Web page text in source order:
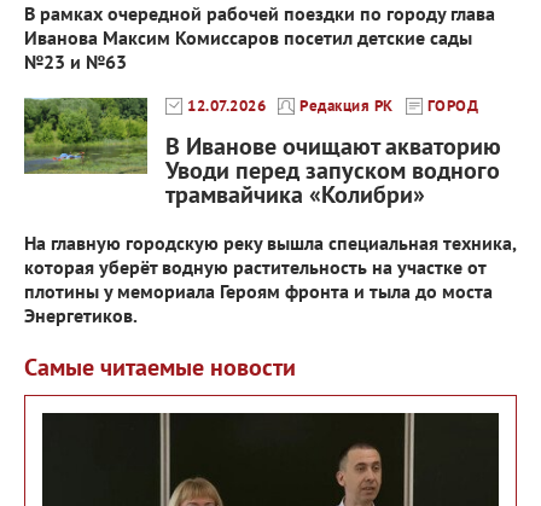
В рамках очередной рабочей поездки по городу глава
Иванова Максим Комиссаров посетил детские сады
№23 и №63
12.07.2026 Редакция РК ГОРОД
В Иванове очищают акваторию
Уводи перед запуском водного
трамвайчика «Колибри»
На главную городскую реку вышла специальная техника,
которая уберёт водную растительность на участке от
плотины у мемориала Героям фронта и тыла до моста
Энергетиков.
Самые читаемые новости